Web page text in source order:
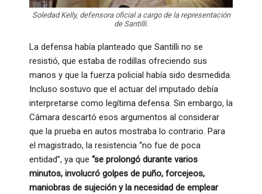
Soledad Kelly, defensora oficial a cargo de la representación
de Santilli.
La defensa había planteado que Santilli no se
resistió, que estaba de rodillas ofreciendo sus
manos y que la fuerza policial había sido desmedida.
Incluso sostuvo que el actuar del imputado debía
interpretarse como legítima defensa. Sin embargo, la
Cámara descartó esos argumentos al considerar
que la prueba en autos mostraba lo contrario. Para
el magistrado, la resistencia “no fue de poca
entidad”, ya que “se prolongó durante varios
minutos, involucró golpes de puño, forcejeos,
maniobras de sujeción y la necesidad de emplear